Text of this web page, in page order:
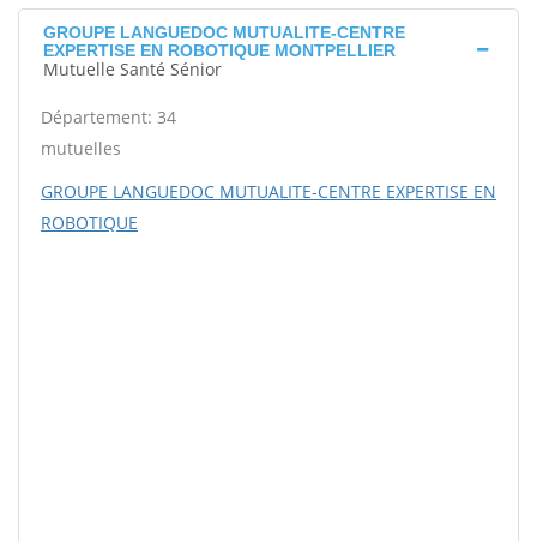
GROUPE LANGUEDOC MUTUALITE-CENTRE
EXPERTISE EN ROBOTIQUE MONTPELLIER
Mutuelle Santé Sénior
Département: 34
mutuelles
GROUPE LANGUEDOC MUTUALITE-CENTRE EXPERTISE EN
ROBOTIQUE